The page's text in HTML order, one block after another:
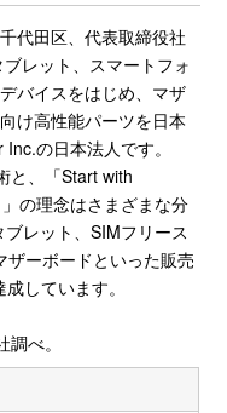
代田区、代表取締役社
レット、スマートフォ
バイスをはじめ、マザ
け高性能パーツを日本
の日本法人です。
と、「Start with
の理念はさまざまな分
レット、SIMフリース
ーボードといった販売
しています。
べ。